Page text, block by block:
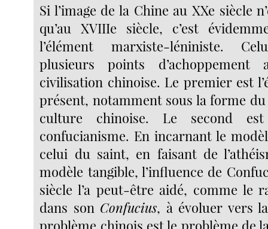
Si l’image de la Chine au XXe siècle
qu’au XVIIIe siècle, c’est
l’élément marxiste-léniniste.
plusieurs points
civilisation chinoise. Le premier est
présent, notamment sous la forme
culture chinoise. Le second
confucianisme. En incarnant le
celui du saint, en faisant de
modèle tangible, l’influence de
siècle l’a peut-être aidé, comme le
dans son Confucius, à évoluer vers
problème chinois est le problème de